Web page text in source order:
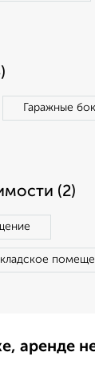
Гаражные
(2)
аренде